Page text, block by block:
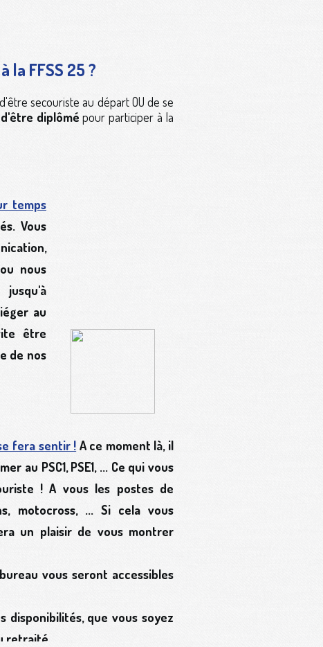
la FFSS 25 ?
secouriste au départ OU de se
diplômé pour participer à la
temps
Vous
nous
jusqu'à
au
être
de nos
fera sentir ! A ce moment là, il
au PSC1, PSE1, ... Ce qui vous
! A vous les postes de
motocross, ... Si cela vous
un plaisir de vous montrer
vous seront accessibles
disponibilités, que vous soyez
retraité.